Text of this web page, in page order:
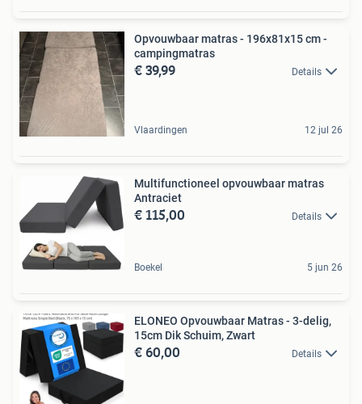
Opvouwbaar matras - 196x81x15 cm -
campingmatras
€ 39,99 Details
Vlaardingen 12 jul 26
Multifunctioneel opvouwbaar matras
Antraciet
€ 115,00 Details
Boekel 5 jun 26
ELONEO Opvouwbaar Matras - 3-delig,
15cm Dik Schuim, Zwart
€ 60,00 Details